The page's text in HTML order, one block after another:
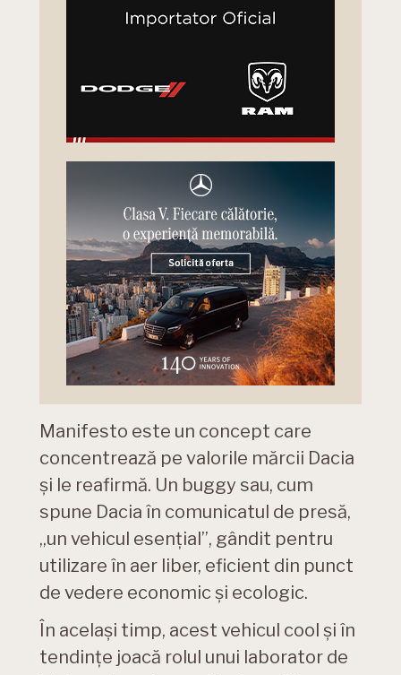
Manifesto este un concept care
concentrează pe valorile mărcii Dacia
și le reafirmă. Un buggy sau, cum
spune Dacia în comunicatul de presă,
„un vehicul esențial”, gândit pentru
utilizare în aer liber, eficient din punct
de vedere economic și ecologic.
În același timp, acest vehicul cool și în
tendințe joacă rolul unui laborator de